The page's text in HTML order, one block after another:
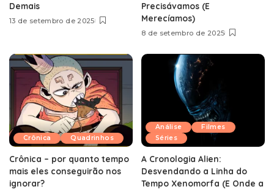
Demais
13 de setembro de 2025
Precisávamos (E
Merecíamos)
8 de setembro de 2025
Crônica Quadrinhos
Crônica – por quanto tempo
mais eles conseguirão nos
ignorar?
Análise
Filmes
Séries
A Cronologia Alien:
Desvendando a Linha do
Tempo Xenomorfa (E Onde a